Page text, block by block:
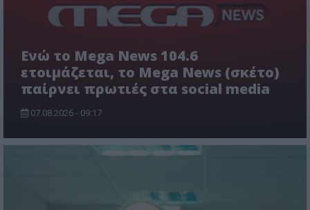
Ενώ το Mega News 104.6
ετοιμάζεται, το Mega News (σκέτο)
παίρνει πρωτιές στα social media
07.08.2026 - 09:17